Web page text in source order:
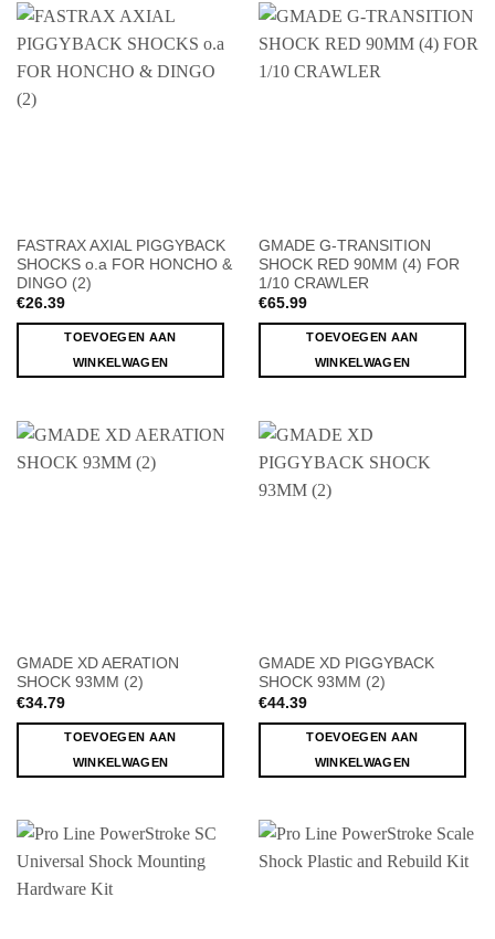
FASTRAX AXIAL PIGGYBACK
SHOCKS o.a FOR HONCHO &
DINGO (2)
€26.39
TOEVOEGEN AAN
WINKELWAGEN
GMADE G-TRANSITION
SHOCK RED 90MM (4) FOR
1/10 CRAWLER
€65.99
TOEVOEGEN AAN
WINKELWAGEN
GMADE XD AERATION
SHOCK 93MM (2)
€34.79
TOEVOEGEN AAN
WINKELWAGEN
GMADE XD PIGGYBACK
SHOCK 93MM (2)
€44.39
TOEVOEGEN AAN
WINKELWAGEN